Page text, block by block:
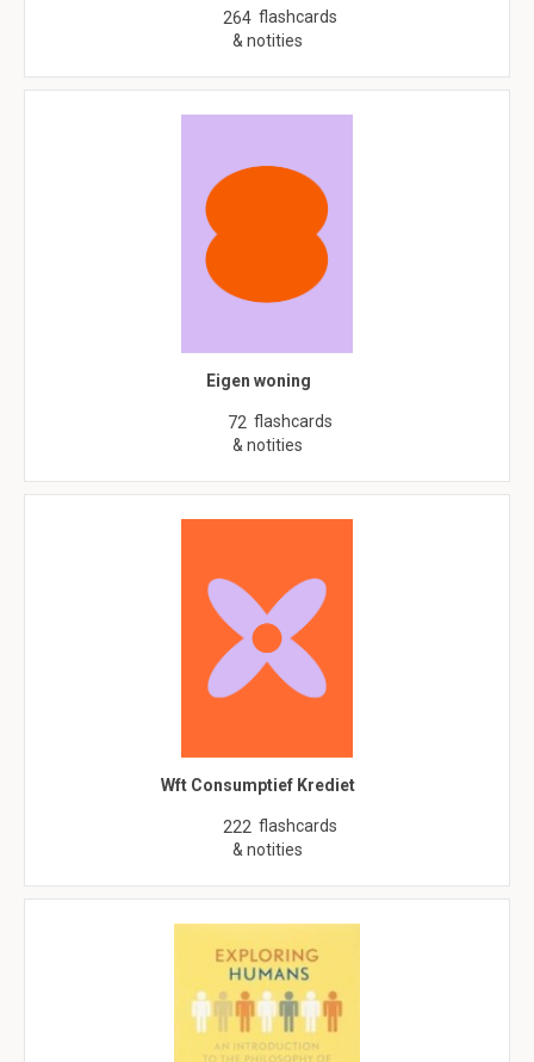
264 flashcards
& notities
Eigen woning
72 flashcards
& notities
Wft Consumptief Krediet
222 flashcards
& notities